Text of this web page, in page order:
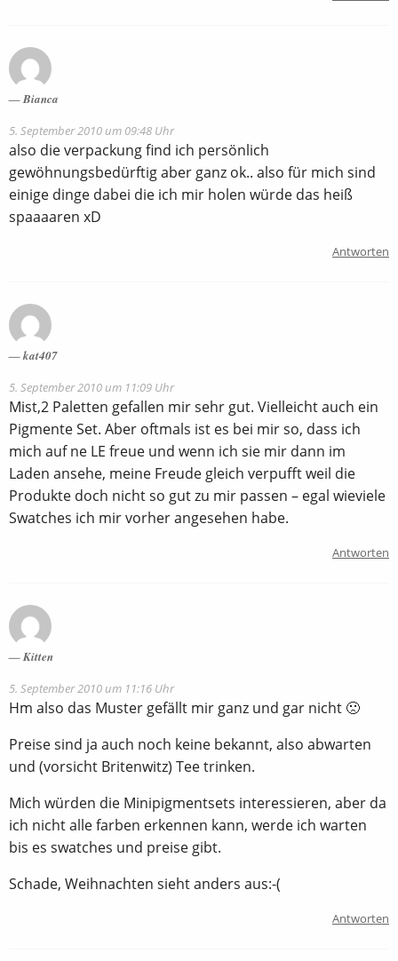
Bianca
5. September 2010 um 09:48 Uhr
also die verpackung find ich persönlich
gewöhnungsbedürftig aber ganz ok.. also für mich sind
einige dinge dabei die ich mir holen würde das heiß
spaaaaren xD
Antworten
kat407
5. September 2010 um 11:09 Uhr
Mist,2 Paletten gefallen mir sehr gut. Vielleicht auch ein
Pigmente Set. Aber oftmals ist es bei mir so, dass ich
mich auf ne LE freue und wenn ich sie mir dann im
Laden ansehe, meine Freude gleich verpufft weil die
Produkte doch nicht so gut zu mir passen – egal wieviele
Swatches ich mir vorher angesehen habe.
Antworten
Kitten
5. September 2010 um 11:16 Uhr
Hm also das Muster gefällt mir ganz und gar nicht 🙁
Preise sind ja auch noch keine bekannt, also abwarten
und (vorsicht Britenwitz) Tee trinken.
Mich würden die Minipigmentsets interessieren, aber da
ich nicht alle farben erkennen kann, werde ich warten
bis es swatches und preise gibt.
Schade, Weihnachten sieht anders aus:-(
Antworten